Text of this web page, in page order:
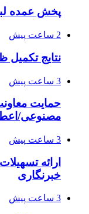
پخش عمده
2 ساعت پیش
نتایج تکمیل
3 ساعت پیش
حمایت
مصنوعی/
3 ساعت پیش
ارائه
خبرنگاری
3 ساعت پیش